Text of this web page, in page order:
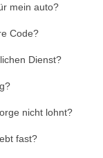
mein auto?
Code?
Dienst?
nicht lohnt?
fast?